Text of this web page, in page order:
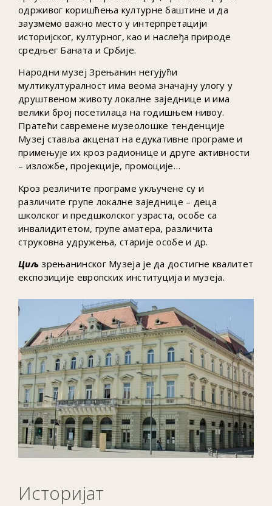
одрживог коришћења културне баштине и да
заузмемо важно место у интерпретацији
историјског, културног, као и наслеђа природе
средњег Баната и Србије.
Народни музеј Зрењанин негујући
мултикултуралност има веома значајну улогу у
друштвеном животу локалне заједнице и има
велики број посетилаца на годишњем нивоу.
Пратећи савремене музеолошке тенденције
Музеј ставља акценат на едукативне програме и
примењује их кроз радионице и друге активности
– изложбе, пројекције, промоције…
Кроз резличите програме укључене су и
различите групе локалне заједнице – деца
школског и предшколског узраста, особе са
инвалидитетом, групе аматера, различита
струковна удружења, старије особе и др.
Циљ зрењанинског Музеја је да достигне квалитет
експозиције европских институција и музеја.
Историјат